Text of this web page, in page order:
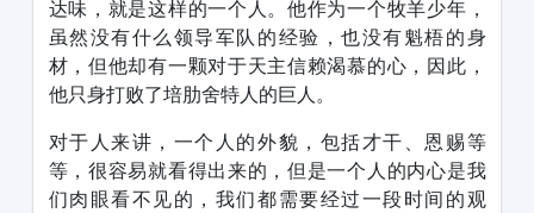
达味，就是这样的一个人。他作为一个牧羊少年，
虽然没有什么领导军队的经验，也没有魁梧的身
材，但他却有一颗对于天主信赖渴慕的心，因此，
他只身打败了培肋舍特人的巨人。
对于人来讲，一个人的外貌，包括才干、恩赐等
等，很容易就看得出来的，但是一个人的内心是我
们肉眼看不见的，我们都需要经过一段时间的观